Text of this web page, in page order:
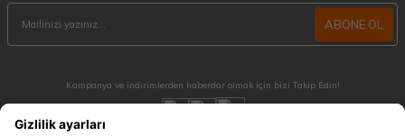
ABONE OL
Kampanya ve indirimlerden haberdar olmak için bizi Takip Edin!